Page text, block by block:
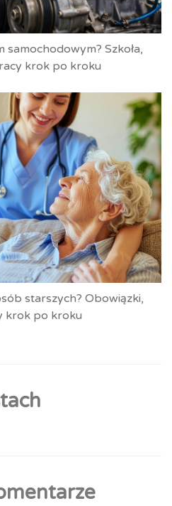
samochodowym? Szkoła,
krok po kroku
starszych? Obowiązki,
krok po kroku